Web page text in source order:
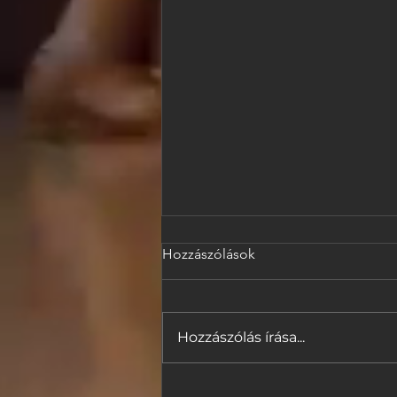
Hozzászólások
Hozzászólás írása...